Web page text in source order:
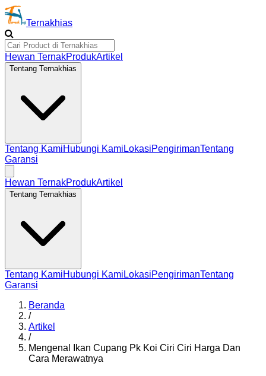
Ternakhias
Hewan TernakProdukArtikel
Tentang Ternakhias
Tentang KamiHubungi Kami LokasiPengirimanTentang
Garansi
Hewan TernakProdukArtikel
Tentang Ternakhias
Tentang KamiHubungi Kami LokasiPengirimanTentang
Garansi
Beranda
/
Artikel
/
Mengenal Ikan Cupang Pk Koi Ciri Ciri Harga Dan
Cara Merawatnya